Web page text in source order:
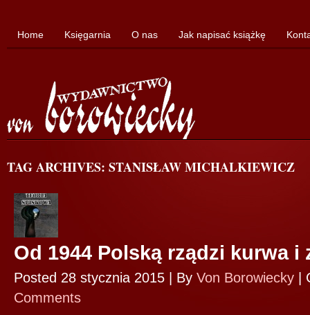
Home Księgarnia O nas Jak napisać książkę
TAG ARCHIVES: STANISŁAW MICHALKIEWICZ
Od 1944 Polską rządzi kurwa i
Posted 28 stycznia 2015 | By Von Borowiecky
Comments